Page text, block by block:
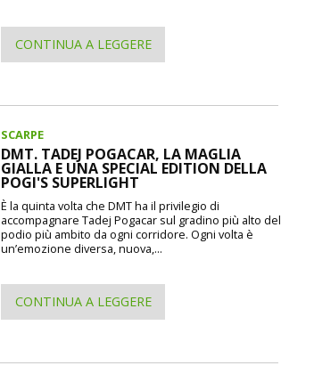
CONTINUA A LEGGERE
SCARPE
DMT. TADEJ POGACAR, LA MAGLIA
GIALLA E UNA SPECIAL EDITION DELLA
POGI'S SUPERLIGHT
È la quinta volta che DMT ha il privilegio di
accompagnare Tadej Pogacar sul gradino più alto del
podio più ambito da ogni corridore. Ogni volta è
un’emozione diversa, nuova,...
CONTINUA A LEGGERE